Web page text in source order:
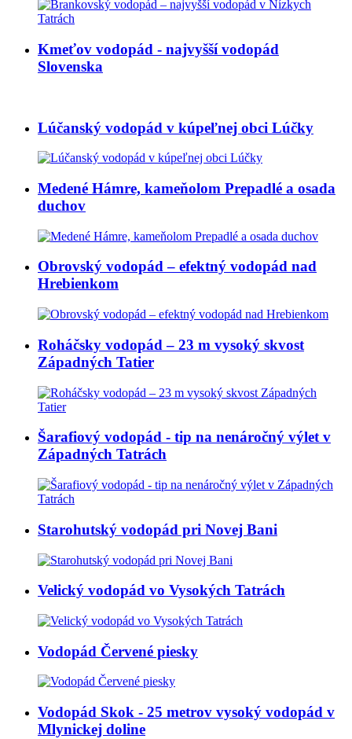
Kmeťov vodopád - najvyšší vodopád
Slovenska
Lúčanský vodopád v kúpeľnej obci Lúčky
Medené Hámre, kameňolom Prepadlé a osada
duchov
Obrovský vodopád – efektný vodopád nad
Hrebienkom
Roháčsky vodopád – 23 m vysoký skvost
Západných Tatier
Šarafiový vodopád - tip na nenáročný výlet v
Západných Tatrách
Starohutský vodopád pri Novej Bani
Velický vodopád vo Vysokých Tatrách
Vodopád Červené piesky
Vodopád Skok - 25 metrov vysoký vodopád v
Mlynickej doline